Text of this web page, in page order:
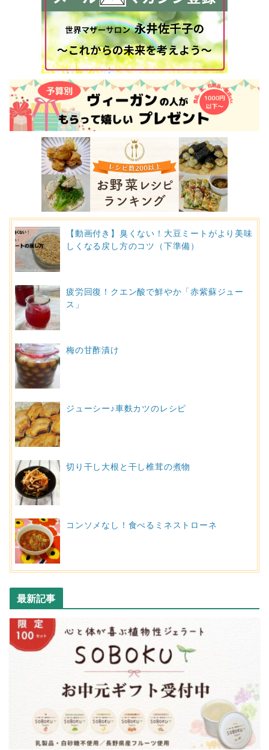
【動画付き】臭くない！大豆ミートがより美味
しくなる戻し方のコツ（下準備）
疲労回復！クエン酸で鮮やか「赤紫蘇ジュー
ス」
梅の甘酢漬け
ジューシー♪車麩カツのレシピ
切り干し大根と干し椎茸の煮物
コンソメなし！食べるミネストローネ
最新記事